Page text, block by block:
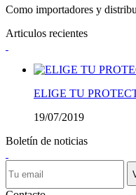
Como importadores y
Articulos recientes
ELIGE TU
19/07/2019
Boletín de noticias